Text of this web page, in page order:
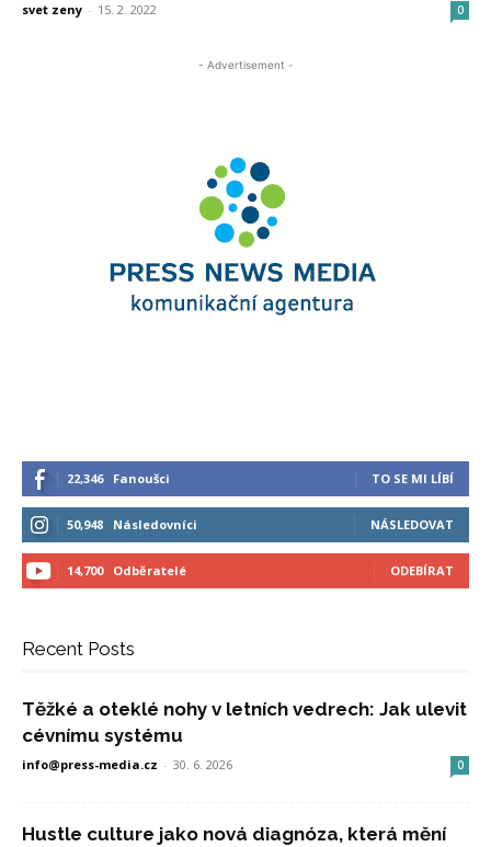
svet zeny - 15. 2. 2022 0
- Advertisement -
22,346 Fanoušci TO SE MI LÍBÍ
50,948 Následovníci NÁSLEDOVAT
14,700 Odběratelé ODEBÍRAT
Recent Posts
Těžké a oteklé nohy v letních vedrech: Jak ulevit
cévnímu systému
info@press-media.cz - 30. 6. 2026 0
Hustle culture jako nová diagnóza, která mění